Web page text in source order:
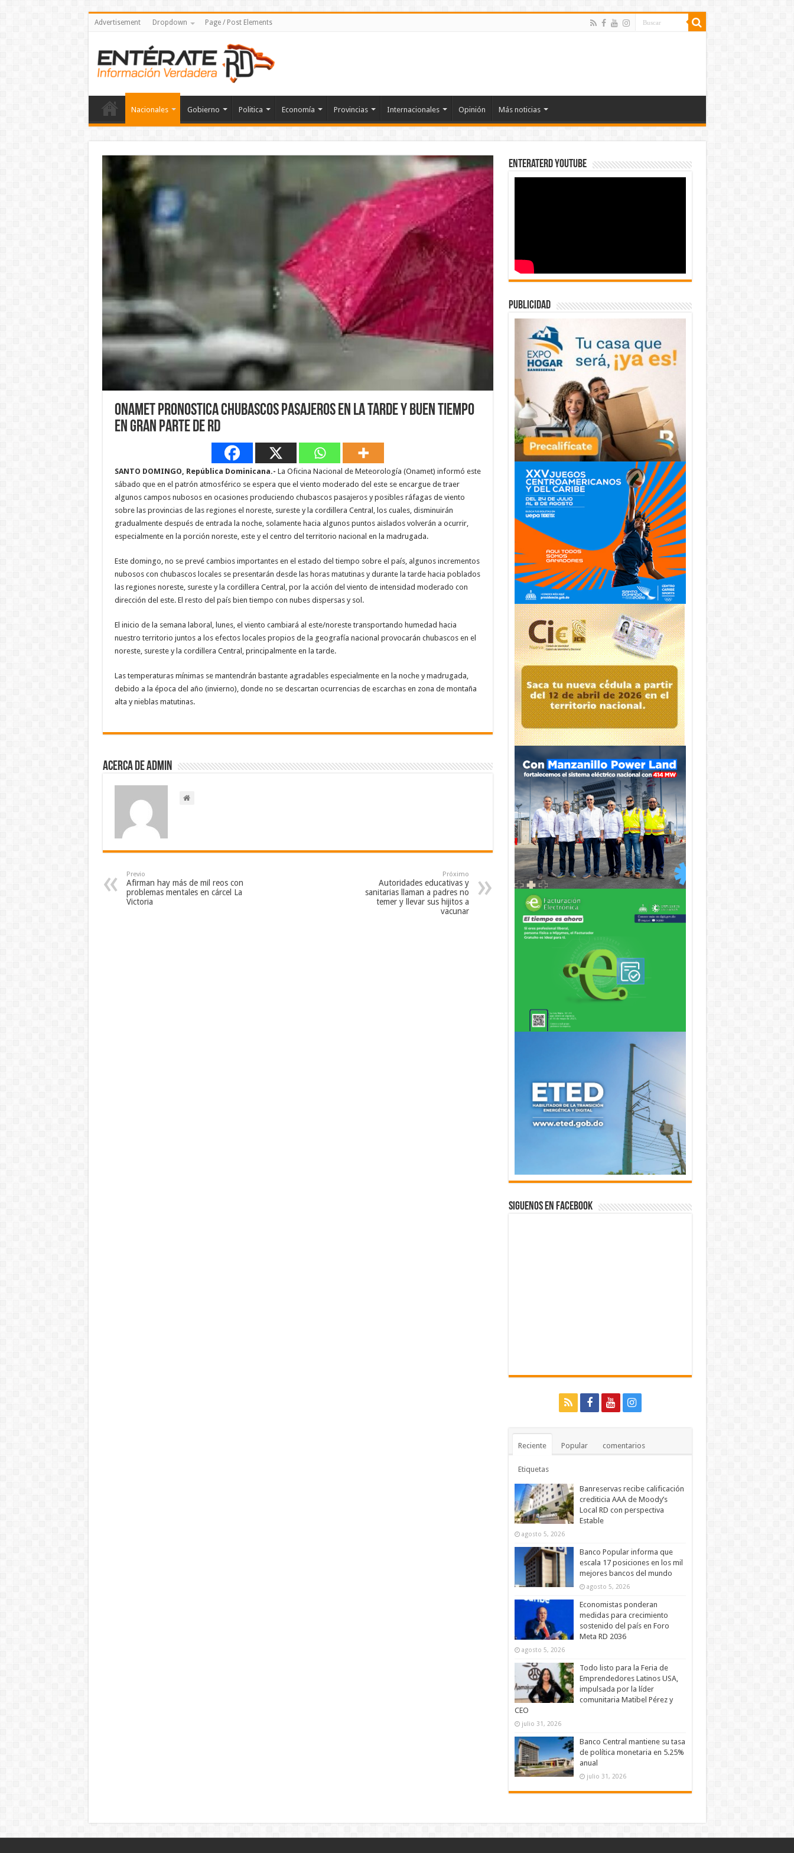
Advertisement Dropdown Page / Post Elements
Nacionales Gobierno Politica Economía Provincias Internacionales Opinión Más noticias
Onamet pronostica chubascos pasajeros en la tarde y buen tiempo
en gran parte de RD
SANTO DOMINGO, República Dominicana.- La Oficina Nacional de Meteorología (Onamet) informó este
sábado que en el patrón atmosférico se espera que el viento moderado del este se encargue de traer
algunos campos nubosos en ocasiones produciendo chubascos pasajeros y posibles ráfagas de viento
sobre las provincias de las regiones el noreste, sureste y la cordillera Central, los cuales, disminuirán
gradualmente después de entrada la noche, solamente hacia algunos puntos aislados volverán a ocurrir,
especialmente en la porción noreste, este y el centro del territorio nacional en la madrugada.
Este domingo, no se prevé cambios importantes en el estado del tiempo sobre el país, algunos incrementos
nubosos con chubascos locales se presentarán desde las horas matutinas y durante la tarde hacia poblados
las regiones noreste, sureste y la cordillera Central, por la acción del viento de intensidad moderado con
dirección del este. El resto del país bien tiempo con nubes dispersas y sol.
El inicio de la semana laboral, lunes, el viento cambiará al este/noreste transportando humedad hacia
nuestro territorio juntos a los efectos locales propios de la geografía nacional provocarán chubascos en el
noreste, sureste y la cordillera Central, principalmente en la tarde.
Las temperaturas mínimas se mantendrán bastante agradables especialmente en la noche y madrugada,
debido a la época del año (invierno), donde no se descartan ocurrencias de escarchas en zona de montaña
alta y nieblas matutinas.
Acerca de admin
Previo
Afirman hay más de mil reos con
problemas mentales en cárcel La
Victoria
Próximo
Autoridades educativas y
sanitarias llaman a padres no
temer y llevar sus hijitos a
vacunar
EnterateRD YOUTUBE
publicidad
Siguenos en Facebook
Reciente Popular comentarios
Etiquetas
Banreservas recibe calificación
crediticia AAA de Moody’s
Local RD con perspectiva
Estable
agosto 5, 2026
Banco Popular informa que
escala 17 posiciones en los mil
mejores bancos del mundo
agosto 5, 2026
Economistas ponderan
medidas para crecimiento
sostenido del país en Foro
Meta RD 2036
agosto 5, 2026
Todo listo para la Feria de
Emprendedores Latinos USA,
impulsada por la líder
comunitaria Matibel Pérez y
CEO
julio 31, 2026
Banco Central mantiene su tasa
de política monetaria en 5.25%
anual
julio 31, 2026